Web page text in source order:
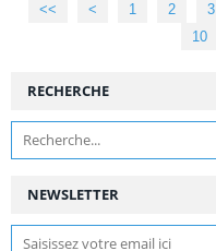
<< < 1 2 3
10
NEWSLETTER
RECHERCHE